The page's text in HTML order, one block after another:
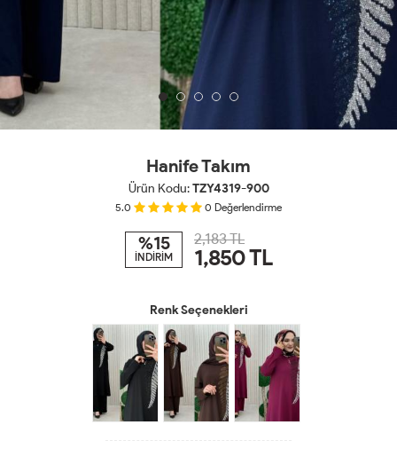
Hanife Takım
Ürün Kodu:TZY4319-900
5.0 0 Değerlendirme
%15
İNDİRİM
2,183 TL
1,850TL
Renk Seçenekleri